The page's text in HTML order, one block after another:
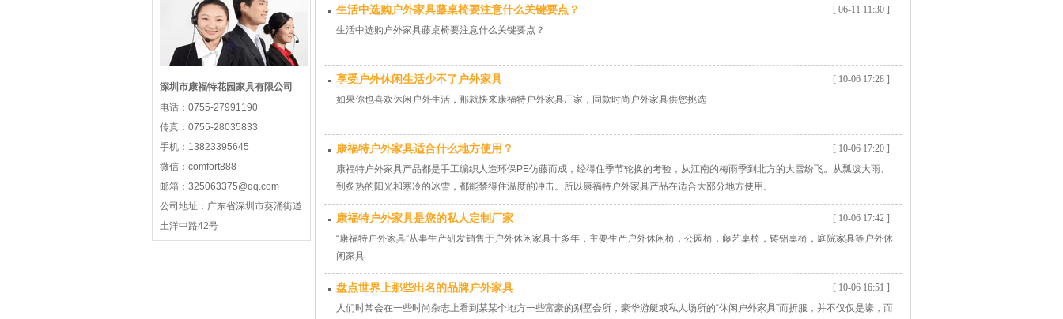
深圳市康福特花园家具有限公司
电话： 0755-27991190
传真： 0755-28035833
手机： 13823395645
微信： comfort888
邮箱： 325063375@qq.com
公司地址： 广东省深圳市葵涌街道
土洋中路42号
[ 06-11 11:30 ]
生活中选购户外家具藤桌椅要注意什么关键要点？
生活中选购户外家具藤桌椅要注意什么关键要点？
[ 10-06 17:28 ]
享受户外休闲生活少不了户外家具
如果你也喜欢休闲户外生活，那就快来康福特户外家具厂家，同款时尚户外家具供您挑选
[ 10-06 17:20 ]
康福特户外家具适合什么地方使用？
康福特户外家具产品都是手工编织人造环保PE仿藤而成，经得住季节轮换的考验，从江南的梅雨季到北方的大雪纷飞。从瓢泼大雨、
到炙热的阳光和寒冷的冰雪，都能禁得住温度的冲击。所以康福特户外家具产品在适合大部分地方使用。
[ 10-06 17:42 ]
康福特户外家具是您的私人定制厂家
“康福特户外家具”从事生产研发销售于户外休闲家具十多年，主要生产户外休闲椅，公园椅，藤艺桌椅，铸铝桌椅，庭院家具等户外休
闲家具
[ 10-06 16:51 ]
盘点世界上那些出名的品牌户外家具
人们时常会在一些时尚杂志上看到某某个地方一些富豪的别墅会所，豪华游艇或私人场所的“休闲户外家具”而折服，并不仅仅是壕，而